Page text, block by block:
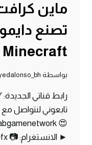
ماين
تصنع
Minecraft !! 😍🔥
بواسطة
تابعوني لنتواصل